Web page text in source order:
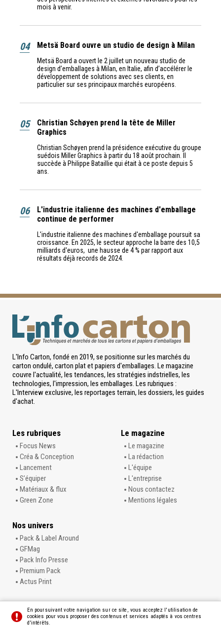
mois à venir.
04 Metsä Board ouvre un studio de design à Milan
Metsä Board a ouvert le 2 juillet un nouveau studio de
design d’emballages à Milan, en Italie, afin d’accélérer le
développement de solutions avec ses clients, en
particulier sur ses principaux marchés européens.
05
Christian Schøyen prend la tête de Miller
Graphics
Christian Schøyen prend la présidence exécutive du groupe
suédois Miller Graphics à partir du 18 août prochain. Il
succède à Philippe Bataillie qui était à ce poste depuis 5
ans.
06
L'industrie italienne des machines d'emballage
continue de performer
L'industrie italienne des machines d'emballage poursuit sa
croissance. En 2025, le secteur approche la barre des 10,5
milliards d'euros, une hausse de 4 % par rapport aux
résultats déjà records de 2024.
L'Info Carton, fondé en 2019, se positionne sur les marchés du
carton ondulé, carton plat et papiers d'emballages. Le magazine
couvre l'actualité, les tendances, les stratégies indstrielles, les
technologies, l'impression, les emballages. Les rubriques :
L'Interview exclusive, les reportages terrain, les dossiers, les guides
d'achat.
Les rubriques
Focus News
Créa & Conception
Lancement
S’équiper
Matériaux & flux
Green Zone
Le magazine
Le magazine
La rédaction
L'équipe
L'entreprise
Nous contactez
Mentions légales
Nos univers
Pack & Label Around
GFMag
Pack Info Presse
Premium Pack
Actus Print
En poursuivant votre navigation sur ce site, vous acceptez l'utilisation de
cookies pour vous proposer des contenus et services adaptés à vos centres
d'intérêts.